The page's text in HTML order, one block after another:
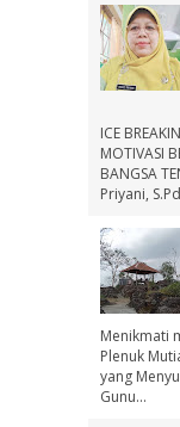
ICE
MOTIVASI
BANGSA
Priyani,
Menikmati
Plenuk
yang
Gunu...